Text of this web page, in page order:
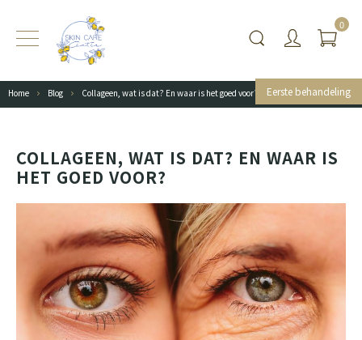
Eerste behandeling
0
Home Blog Collageen, wat is dat? En waar is het goed voor?
COLLAGEEN, WAT IS DAT? EN WAAR IS
HET GOED VOOR?